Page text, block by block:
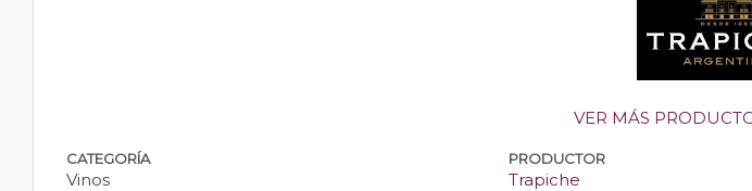
VER MÁS
CATEGORÍA
Vinos
PRODUCTOR
Trapiche